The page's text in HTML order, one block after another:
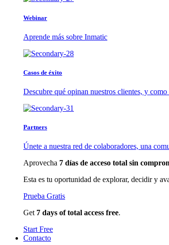
Webinar
Aprende más sobre Inmatic
Casos de éxito
Descubre qué opinan nuestros clientes, y
Partners
Únete a nuestra red de colaboradores, una
Aprovecha 7 días de acceso total sin
Esta es tu oportunidad de explorar, decidir y
Prueba Gratis
Get 7 days of total access free.
Start Free
Contacto